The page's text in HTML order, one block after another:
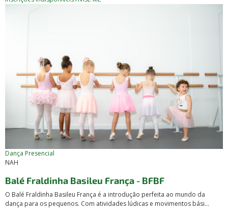
Dança Presencial
NAH
Balé Fraldinha Basileu França - BFBF
O Balé Fraldinha Basileu França é a introdução perfeita ao mundo da
dança para os pequenos. Com atividades lúdicas e movimentos bási...